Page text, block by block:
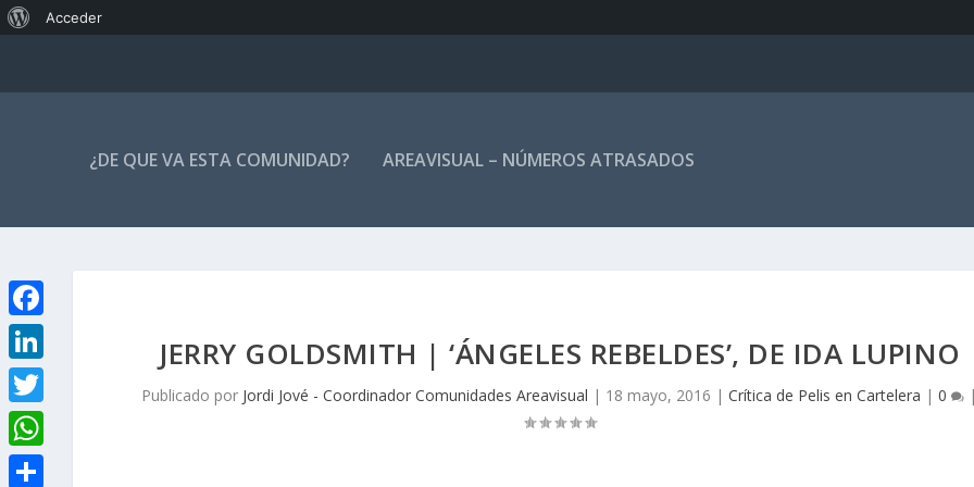
Acerca
Acceder
¿DE QUE VA ESTA COMUNIDAD? AREAVISUAL – NÚMEROS ATRASADOS
JERRY GOLDSMITH | ‘ÁNGELES REBELDES’, DE IDA LUPINO
Publicado por Jordi Jové - Coordinador Comunidades Areavisual | 18 mayo, 2016 |Crítica de Pelis en Cartelera |0
F
a
c
e
b
L
i
n
T
w
W